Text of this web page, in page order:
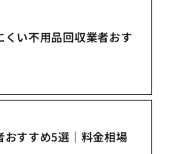
い不用品回収業者おす
すすめ5選｜料金相場